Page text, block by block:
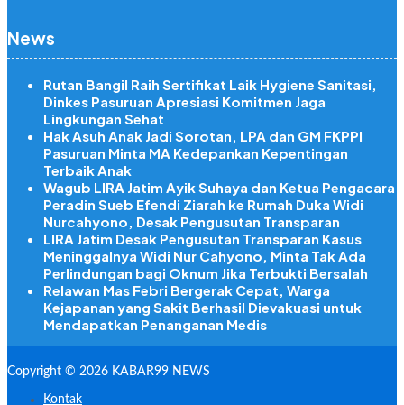
News
Rutan Bangil Raih Sertifikat Laik Hygiene Sanitasi,
Dinkes Pasuruan Apresiasi Komitmen Jaga
Lingkungan Sehat
Hak Asuh Anak Jadi Sorotan, LPA dan GM FKPPI
Pasuruan Minta MA Kedepankan Kepentingan
Terbaik Anak
Wagub LIRA Jatim Ayik Suhaya dan Ketua Pengacara
Peradin Sueb Efendi Ziarah ke Rumah Duka Widi
Nurcahyono, Desak Pengusutan Transparan
LIRA Jatim Desak Pengusutan Transparan Kasus
Meninggalnya Widi Nur Cahyono, Minta Tak Ada
Perlindungan bagi Oknum Jika Terbukti Bersalah
Relawan Mas Febri Bergerak Cepat, Warga
Kejapanan yang Sakit Berhasil Dievakuasi untuk
Mendapatkan Penanganan Medis
Copyright © 2026 KABAR99 NEWS
Kontak